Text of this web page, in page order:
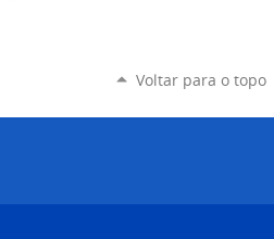
Voltar para o topo